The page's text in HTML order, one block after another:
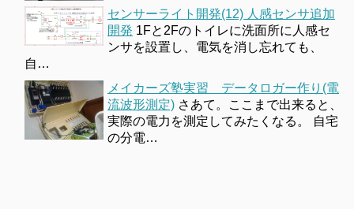
センサーライト開発(12) 人感センサ追加
開発 1Fと2Fのトイレに洗面所に人感セ
ンサを設置し、電気を消し忘れても、
自…
メイカーズ塾実習 データロガー作り(電
流波形測定) さあて。ここまで出来ると、
実際の電力を測定してみたくなる。 自宅
の分電…